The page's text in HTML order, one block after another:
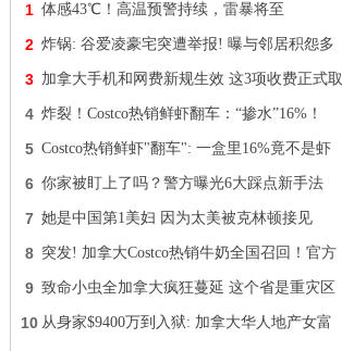
1 体感43℃！高温预警持续，雷暴将至
2 炸锅: 谷爱凌豪宅突遭举报! 曝与邻居积怨多
3 加拿大手机和网费新规生效 这3项收费正式取
4 炸裂！Costco热销鲜虾翻车：“掺水”16%！
5 Costco热销鲜虾"翻车": 一盒里16%竟不是虾
6 你家被盯上了吗？警方曝光6大踩点新手法
7 她是中国第1美妇 因为太美被克林顿接见
8 突发! 加拿大Costco热销牛奶全国召回！官方
9 致命小虫全加拿大疯狂蔓延 这个省是重灾区
10 从身家$9400万到入狱: 加拿大华人地产女富